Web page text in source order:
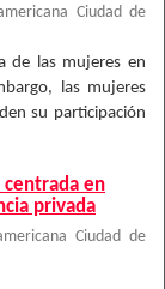
Ciudad de
de las mujeres en
las mujeres
su participación
centrada en
privada
Ciudad de